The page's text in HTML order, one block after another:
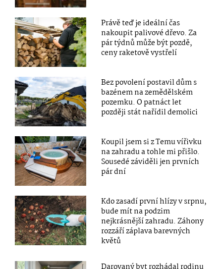
Právě teď je ideální čas
nakoupit palivové dřevo. Za
pár týdnů může být pozdě,
ceny raketově vystřelí
Bez povolení postavil dům s
bazénem na zemědělském
pozemku. O patnáct let
později stát nařídil demolici
Koupil jsem si z Temu vířivku
na zahradu a tohle mi přišlo.
Sousedé záviděli jen prvních
pár dní
Kdo zasadí první hlízy v srpnu,
bude mít na podzim
nejkrásnější zahradu. Záhony
rozzáří záplava barevných
květů